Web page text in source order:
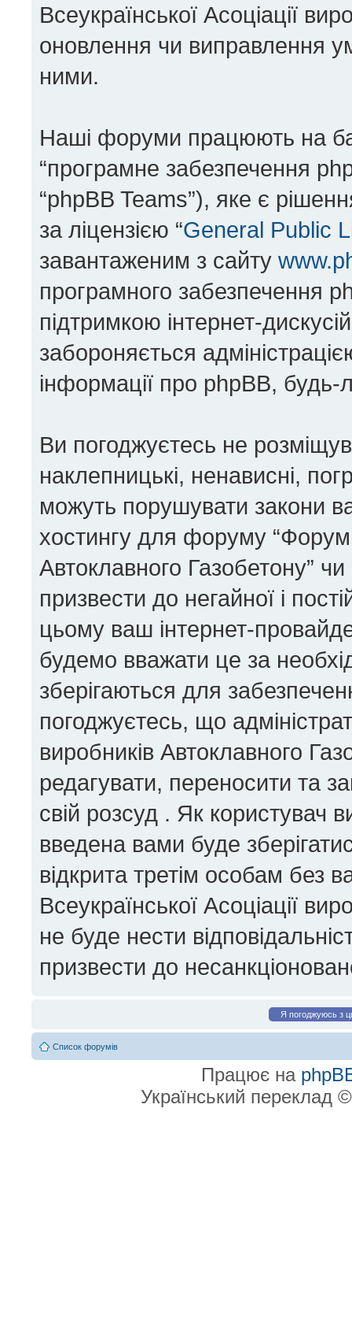
Всеукраїнської Асоціації
оновлення чи виправлення
ними.
Наші форуми працюють на
“програмне забезпечення
“phpBB Teams”), яке є
за ліцензією “General Public
завантаженим з сайту
програмного забезпечення
підтримкою інтернет-
забороняється
інформації про phpBB,
Ви погоджуєтесь не
наклепницькі, ненависні,
можуть порушувати закони
хостингу для форуму “Форум
Автоклавного Газобетону”
призвести до негайної і
цьому ваш інтернет-
будемо вважати це за
зберігаються для
погоджуєтесь, що
виробників Автоклавного
редагувати, переносити та
свій розсуд . Як користувач
введена вами буде
відкрита третім особам без
Всеукраїнської Асоціації
не буде нести
призвести до
Список форумів
Працює на
Український переклад